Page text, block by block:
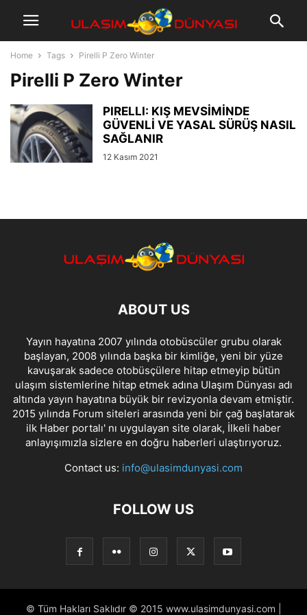
Home Tags Pirelli P Zero Winter
Pirelli P Zero Winter
PIRELLI: KIŞ MEVSİMİNDE
GÜVENLİ VE YASAL SÜRÜŞ NASIL
SAĞLANIR
12 Kasım 2021
ABOUT US
Yayın hayatına 2007 yılında otobüscüler grubu olarak
başlayan, 2008 yılında başka bir kimliğe, yeni bir yüze
kavuşarak sadece otobüsçülere hitap etmeyip bütün
ulaşım sistemlerine hitap etmek adına Ulaşım Dünyası adı
altında yayın hayatına büyük bir revizyonla devam etmiştir.
2015 yılında Forum siteleri arasında yeni bir çağ başlatarak
ilk Haber portalı' nı uygulayan site olarak, İlkeli haber
anlayışımızla sizlere en doğru haberleri ulaştırıyoruz.
Contact us: info@ulasimdunyasi.com
FOLLOW US
© Tüm Hakları Saklıdır © 2015 www.ulasimdunyasi.com |